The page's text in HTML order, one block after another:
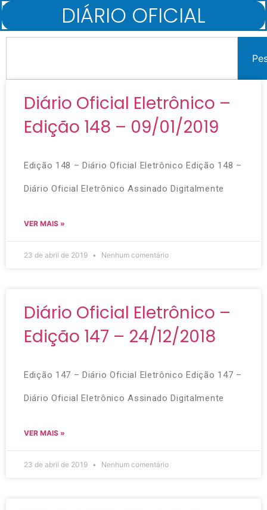
DIÁRIO OFICIAL
Início Diário Oficial
Diário Oficial Eletrônico –
Edição 148 – 09/01/2019
Edição 148 – Diário Oficial Eletrônico Edição 148 –
Diário Oficial Eletrônico Assinado Digitalmente
VER MAIS »
23 de abril de 2019 Nenhum comentário
Diário Oficial Eletrônico –
Edição 147 – 24/12/2018
Edição 147 – Diário Oficial Eletrônico Edição 147 –
Diário Oficial Eletrônico Assinado Digitalmente
VER MAIS »
23 de abril de 2019 Nenhum comentário